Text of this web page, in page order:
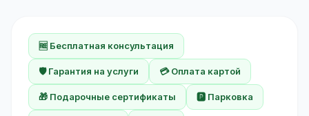
🆓 Бесплатная консультация
🛡️ Гарантия на услуги 💳 Оплата картой
🎁 Подарочные сертификаты 🅿️ Парковка